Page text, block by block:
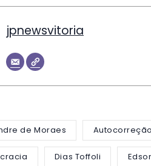
jpnewsvitoria
de Moraes Autocorreção
Dias Toffoli